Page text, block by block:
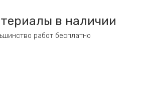
в наличии
работ бесплатно